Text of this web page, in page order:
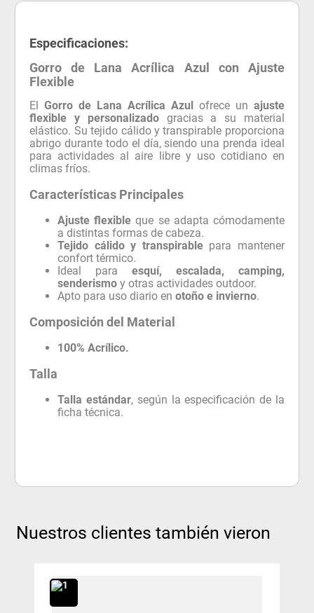
Especificaciones:
Gorro de Lana Acrílica Azul con Ajuste
Flexible
ElGorro de Lana Acrílica Azulofrece un ajuste
flexible y personalizadogracias a su material
elástico. Su tejido cálido y transpirable proporciona
abrigo durante todo el día, siendo una prenda ideal
para actividades al aire libre y uso cotidiano en
climas fríos.
Características Principales
Ajuste flexible que se adapta cómodamente
a distintas formas de cabeza.
Tejido cálido y transpirablepara mantener
confort térmico.
Ideal para esquí, escalada, camping,
senderismo y otras actividades outdoor.
Apto para uso diario enotoño e invierno.
Composición del Material
100% Acrílico.
Talla
Talla estándar, según la especificación de la
ficha técnica.
Nuestros clientes también vieron